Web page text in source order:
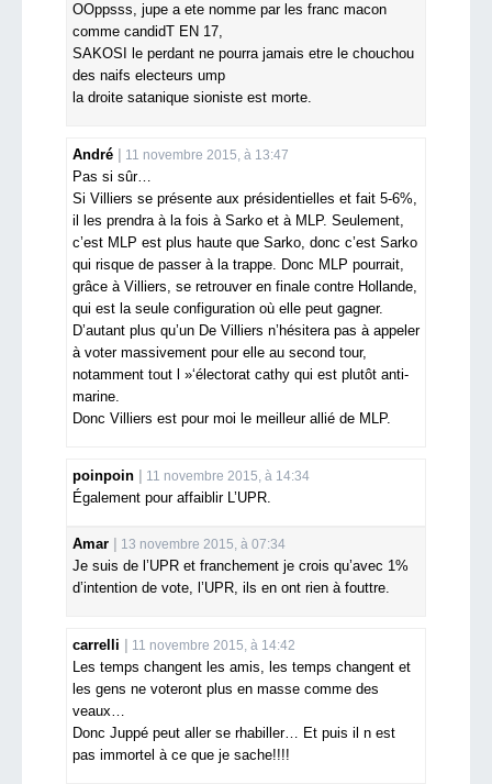
OOppsss, jupe a ete nomme par les franc macon
comme candidT EN 17,
SAKOSI le perdant ne pourra jamais etre le chouchou
des naifs electeurs ump
la droite satanique sioniste est morte.
André 11 novembre 2015, à 13:47
Pas si sûr…
Si Villiers se présente aux présidentielles et fait 5-6%,
il les prendra à la fois à Sarko et à MLP. Seulement,
c’est MLP est plus haute que Sarko, donc c’est Sarko
qui risque de passer à la trappe. Donc MLP pourrait,
grâce à Villiers, se retrouver en finale contre Hollande,
qui est la seule configuration où elle peut gagner.
D’autant plus qu’un De Villiers n’hésitera pas à appeler
à voter massivement pour elle au second tour,
notamment tout l »‘électorat cathy qui est plutôt anti-
marine.
Donc Villiers est pour moi le meilleur allié de MLP.
poinpoin 11 novembre 2015, à 14:34
Également pour affaiblir L’UPR.
Amar 13 novembre 2015, à 07:34
Je suis de l’UPR et franchement je crois qu’avec 1%
d’intention de vote, l’UPR, ils en ont rien à fouttre.
carrelli 11 novembre 2015, à 14:42
Les temps changent les amis, les temps changent et
les gens ne voteront plus en masse comme des
veaux…
Donc Juppé peut aller se rhabiller… Et puis il n est
pas immortel à ce que je sache!!!!